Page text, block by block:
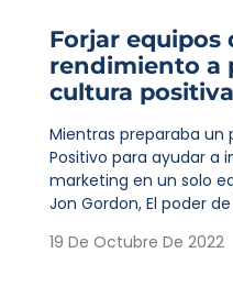
Forjar equipos
rendimiento a
cultura positiva
Mientras preparaba
Positivo para ayudar a
marketing en un solo
Jon Gordon, El poder
19 De Octubre De 2022